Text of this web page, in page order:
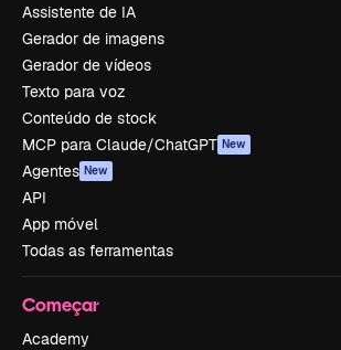
Assistente de IA
Gerador de imagens
Gerador de vídeos
Texto para voz
Conteúdo de stock
MCP para Claude/ChatGPT New
Agentes New
API
App móvel
Todas as ferramentas
Começar
Academy